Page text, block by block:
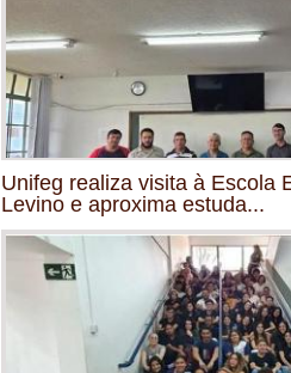
Unifeg realiza visita à Escola
Levino e aproxima estuda...